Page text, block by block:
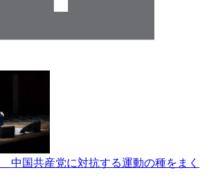
中国共産党に対抗する運動の種をまく